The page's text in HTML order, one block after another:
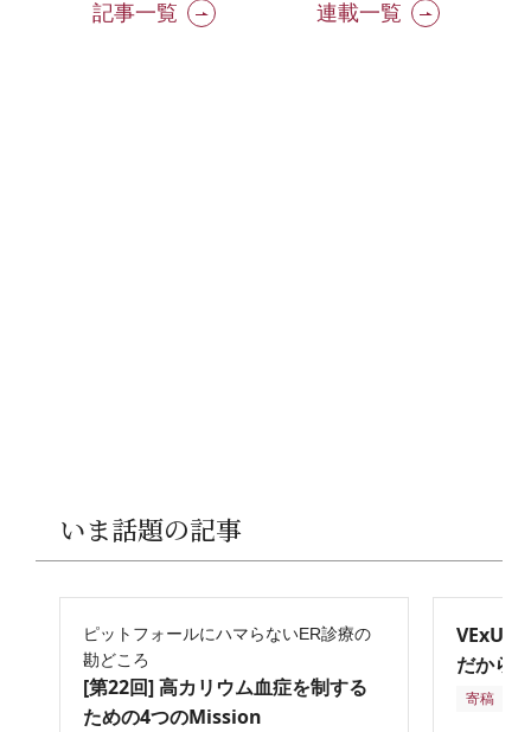
記事一覧 連載一覧
いま話題の記事
ピットフォールにハマらないER診療の
勘どころ
[第22回] 高カリウム血症を制する
ための4つのMission
VExUS
だから
寄稿